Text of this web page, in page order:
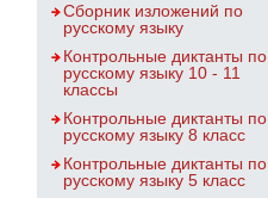
Сборник изложений по
русскому языку
Контрольные диктанты по
русскому языку 10 - 11
классы
Контрольные диктанты по
русскому языку 8 класс
Контрольные диктанты по
русскому языку 5 класс